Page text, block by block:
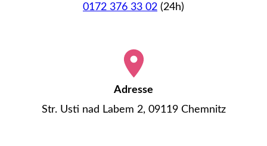
0172 376 33 02 (24h)
Adresse
Str. Usti nad Labem 2, 09119 Chemnitz